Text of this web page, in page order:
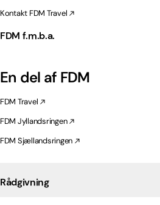
Kontakt FDM Travel
FDM f.m.b.a.
En del af FDM
FDM Travel
FDM Jyllandsringen
FDM Sjællandsringen
Rådgivning